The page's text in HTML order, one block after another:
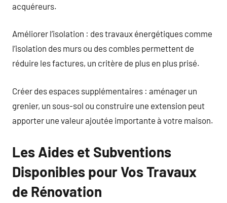
acquéreurs.
Améliorer l’isolation : des travaux énergétiques comme
l’isolation des murs ou des combles permettent de
réduire les factures, un critère de plus en plus prisé.
Créer des espaces supplémentaires : aménager un
grenier, un sous-sol ou construire une extension peut
apporter une valeur ajoutée importante à votre maison.
Les Aides et Subventions
Disponibles pour Vos Travaux
de Rénovation